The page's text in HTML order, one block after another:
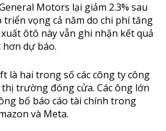
Motors lại giảm 2.3% sau
vọng cả năm do chi phí tăng
ôtô này vẫn ghi nhận kết quả
dự báo.
là hai trong số các công ty công
trường đóng cửa. Các ông lớn
bố báo cáo tài chính trong
và Meta.